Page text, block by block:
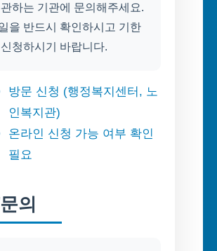
하는 기관에 문의해주세요.
을 반드시 확인하시고 기한
청하시기 바랍니다.
방문 신청 (행정복지센터, 노
인복지관)
온라인 신청 가능 여부 확인
필요
의